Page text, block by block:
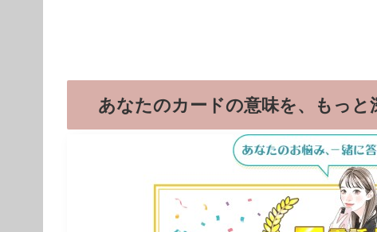
あなたのカードの意味を、もっと